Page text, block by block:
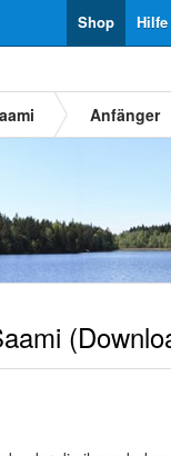
Hilfe
Shop
Anfänger